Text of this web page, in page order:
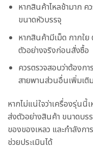
หากสินค้าไหลช้ามาก ค
ขนาดหัวบรรจุ
หากสินค้ามีเม็ด กากใ
ตัวอย่างจริงก่อนสั่งซื้อ
ควรตรวจสอบว่าต้องก
สายพานส่วนอื่นเพิ่มเติ
หากไม่แน่ใจว่าเครื่องรุ่น
ส่งตัวอย่างสินค้า ขนาดบ
ของของเหลว และกำลัง
ช่วยประเมินได้